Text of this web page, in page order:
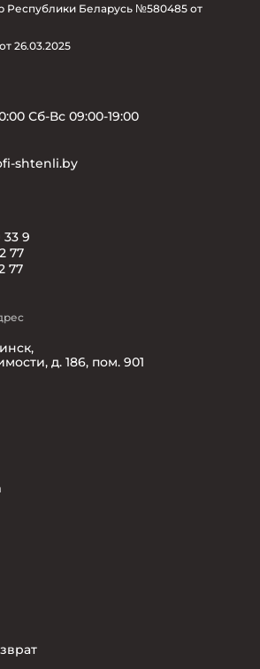
Республики Беларусь №580485 от
26.03.2025
Сб-Вс 09:00-19:00
shtenli.by
33 9
77
77
д. 186, пом. 901